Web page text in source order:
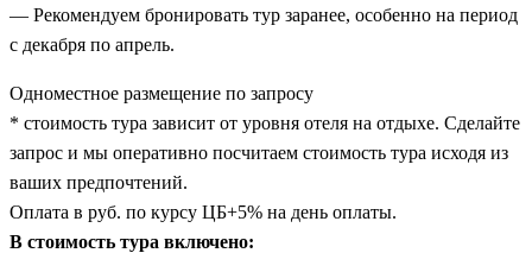
— Рекомендуем бронировать тур заранее, особенно на период
с декабря по апрель.
Одноместное размещение по запросу
* стоимость тура зависит от уровня отеля на отдыхе. Сделайте
запрос и мы оперативно посчитаем стоимость тура исходя из
ваших предпочтений.
Оплата в руб. по курсу ЦБ+5% на день оплаты.
В стоимость тура включено: